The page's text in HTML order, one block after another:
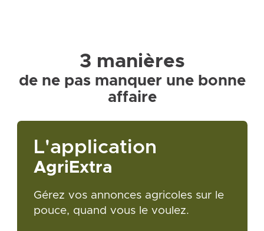
3 manières
de ne pas manquer une bonne
affaire
L'application
AgriExtra
Gérez vos annonces agricoles sur le
pouce, quand vous le voulez.